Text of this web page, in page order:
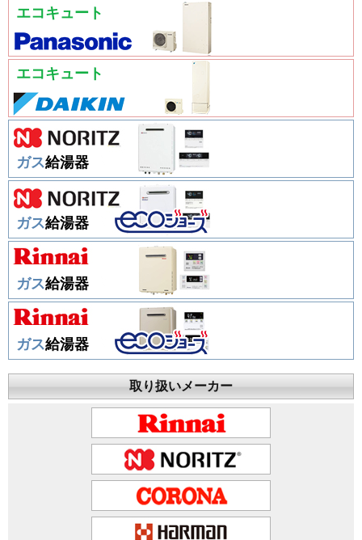
エコキュート
エコキュート
ガス給湯器
ガス給湯器
ガス給湯器
ガス給湯器
取り扱いメーカー